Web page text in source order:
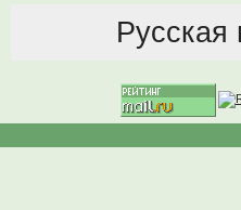
Русская